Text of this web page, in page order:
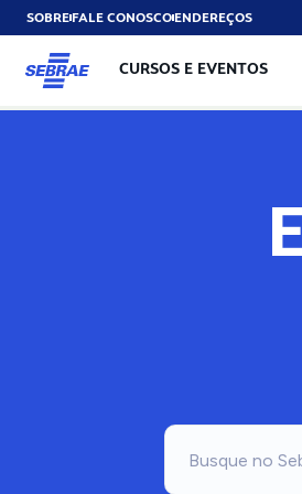
SOBREFALE CONOSCOENDEREÇOS
CURSOS E EVENTOS